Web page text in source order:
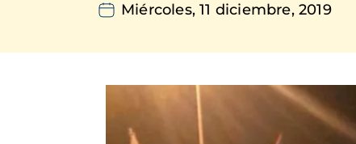
Miércoles, 11 diciembre, 2019